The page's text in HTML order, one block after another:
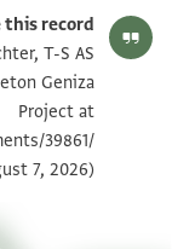
T-S AS 185.82 1v
بيان أذونات الصورة
record:
T-S AS
Geniza
Project at
39861/
7, 2026).